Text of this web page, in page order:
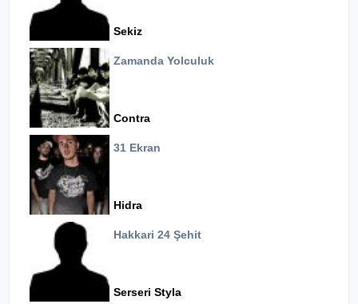
Sekiz
Zamanda Yolculuk
Contra
31 Ekran
Hidra
Hakkari 24 Şehit
Serseri Styla